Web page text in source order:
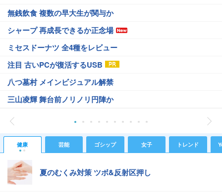
無銭飲食 複数の早大生が関与か
シャープ 再成長できるか正念場
ミセスドーナツ 全4種をレビュー
注目 古いPCが復活するUSB
八つ墓村 メインビジュアル解禁
三山凌輝 舞台前ノリノリ円陣か
健康 芸能 ゴシップ 女子 トレンド
夏のむくみ対策 ツボ&反射区押し